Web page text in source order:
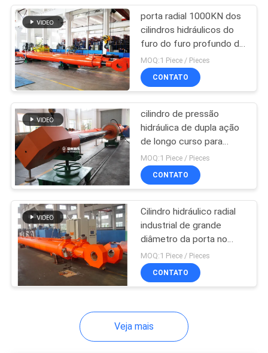
servo motor
hidráulico
Estação Hidráulica
cilindro hidráulico
porta radial 1000KN dos
cilindros hidráulicos do
furo do furo profundo da
represa de 11m grande
MOQ:1 Piece / Pieces
CONTATO
cilindro de pressão
hidráulica de dupla ação
de longo curso para
estações hidroeléctricas
e barragens
MOQ:1 Piece / Pieces
CONTATO
Cilindro hidráulico radial
industrial de grande
diâmetro da porta no
projeto das energias
hidráulicas
MOQ:1 Piece / Pieces
CONTATO
Veja mais